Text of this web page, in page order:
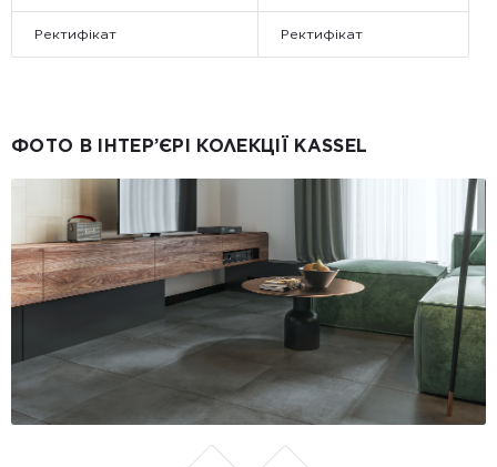
Ректифікат Ректифікат
ФОТО В ІНТЕР’ЄРІ КОЛЕКЦІЇ KASSEL